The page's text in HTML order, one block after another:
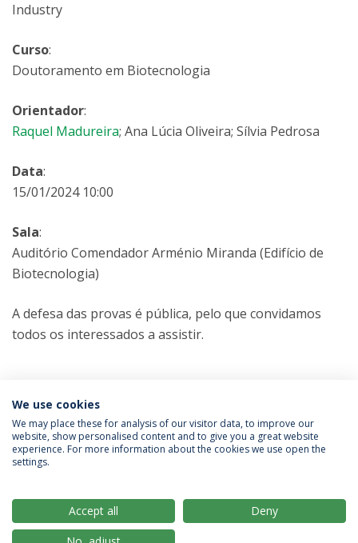
Industry
Curso:
Doutoramento em Biotecnologia
Orientador:
Raquel Madureira; Ana Lúcia Oliveira; Sílvia Pedrosa
Data:
15/01/2024 10:00
Sala:
Auditório Comendador Arménio Miranda (Edifício de
Biotecnologia)
A defesa das provas é pública, pelo que convidamos
todos os interessados a assistir.
Ph.D. in Biotechnology
Política de Privacidade
Termos & Condições
We use cookies
We may place these for analysis of our visitor data, to improve our
website, show personalised content and to give you a great website
experience. For more information about the cookies we use open the
settings.
Accept all
Deny